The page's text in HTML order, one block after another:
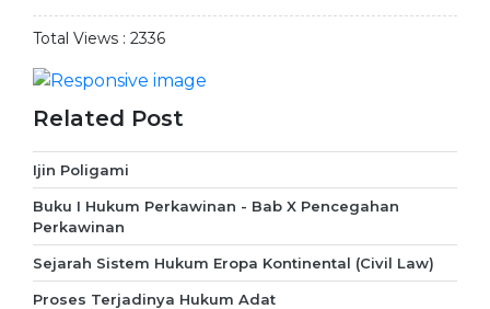
Total Views : 2336
Related Post
Ijin Poligami
Buku I Hukum Perkawinan - Bab X Pencegahan
Perkawinan
Sejarah Sistem Hukum Eropa Kontinental (Civil Law)
Proses Terjadinya Hukum Adat